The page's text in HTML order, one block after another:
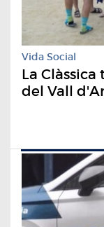
Vida Social
La
del Vall